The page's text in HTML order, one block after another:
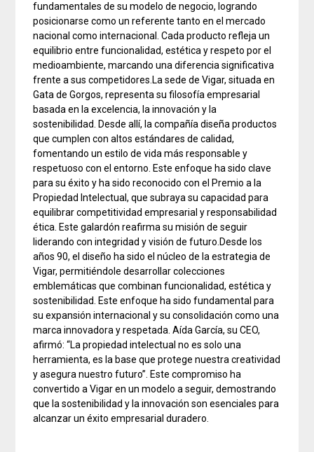
fundamentales de su modelo de negocio, logrando
posicionarse como un referente tanto en el mercado
nacional como internacional. Cada producto refleja un
equilibrio entre funcionalidad, estética y respeto por el
medioambiente, marcando una diferencia significativa
frente a sus competidores.La sede de Vigar, situada en
Gata de Gorgos, representa su filosofía empresarial
basada en la excelencia, la innovación y la
sostenibilidad. Desde allí, la compañía diseña productos
que cumplen con altos estándares de calidad,
fomentando un estilo de vida más responsable y
respetuoso con el entorno. Este enfoque ha sido clave
para su éxito y ha sido reconocido con el Premio a la
Propiedad Intelectual, que subraya su capacidad para
equilibrar competitividad empresarial y responsabilidad
ética. Este galardón reafirma su misión de seguir
liderando con integridad y visión de futuro.Desde los
años 90, el diseño ha sido el núcleo de la estrategia de
Vigar, permitiéndole desarrollar colecciones
emblemáticas que combinan funcionalidad, estética y
sostenibilidad. Este enfoque ha sido fundamental para
su expansión internacional y su consolidación como una
marca innovadora y respetada. Aída García, su CEO,
afirmó: “La propiedad intelectual no es solo una
herramienta, es la base que protege nuestra creatividad
y asegura nuestro futuro”. Este compromiso ha
convertido a Vigar en un modelo a seguir, demostrando
que la sostenibilidad y la innovación son esenciales para
alcanzar un éxito empresarial duradero.